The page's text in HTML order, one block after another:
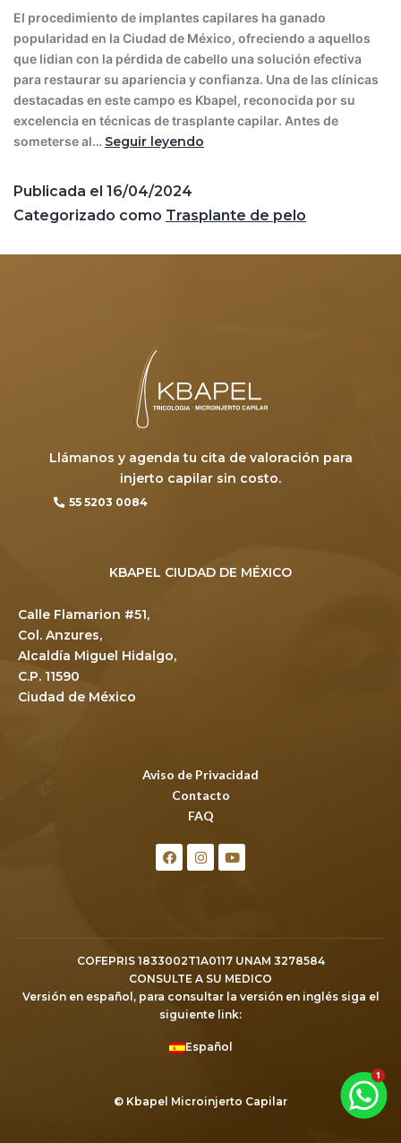
El procedimiento de implantes capilares ha ganado
popularidad en la Ciudad de México, ofreciendo a aquellos
que lidian con la pérdida de cabello una solución efectiva
para restaurar su apariencia y confianza. Una de las clínicas
destacadas en este campo es Kbapel, reconocida por su
excelencia en técnicas de trasplante capilar. Antes de
someterse al… Seguir leyendo
Publicada el 16/04/2024
Categorizado como Trasplante de pelo
Llámanos y agenda tu cita de valoración para
injerto capilar sin costo.
55 5203 0084
KBAPEL CIUDAD DE MÉXICO
Calle Flamarion #51,
Col. Anzures,
Alcaldía Miguel Hidalgo,
C.P. 11590
Ciudad de México
Aviso de Privacidad
Contacto
FAQ
COFEPRIS 1833002T1A0117 UNAM 3278584
CONSULTE A SU MEDICO
Versión en español, para consultar la versión en inglés siga el
siguiente link:
Español
© Kbapel Microinjerto Capilar